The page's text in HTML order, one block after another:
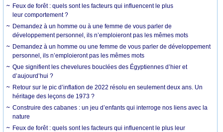
Feux de forêt : quels sont les facteurs qui influencent le plus
leur comportement ?
Demandez à un homme ou à une femme de vous parler de
développement personnel, ils n’emploieront pas les mêmes mots
Demandez à un homme ou une femme de vous parler de développement
personnel, ils n’emploieront pas les mêmes mots
Que signifient les chevelures bouclées des Égyptiennes d’hier et
d’aujourd’hui ?
Retour sur le pic d’inflation de 2022 résolu en seulement deux ans. Un
héritage des leçons de 1973 ?
Construire des cabanes : un jeu d’enfants qui interroge nos liens avec la
nature
Feux de forêt : quels sont les facteurs qui influencent le plus leur